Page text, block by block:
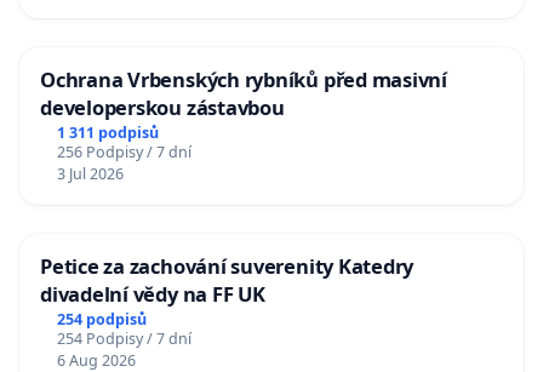
Ochrana Vrbenských rybníků před masivní
developerskou zástavbou
1 311 podpisů
256 Podpisy / 7 dní
3 Jul 2026
Petice za zachování suverenity Katedry
divadelní vědy na FF UK
254 podpisů
254 Podpisy / 7 dní
6 Aug 2026